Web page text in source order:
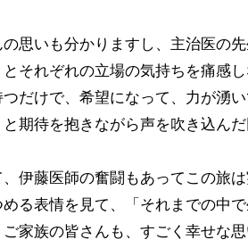
の思いも分かりますし、主治医の
とそれぞれの立場の気持ちを痛感
つだけで、希望になって、力が湧
期待を抱きながら声を吹き込んだ
伊藤医師の奮闘もあってこの旅
る表情を見て、「それまでの中
ご家族の皆さんも、すごく幸せな